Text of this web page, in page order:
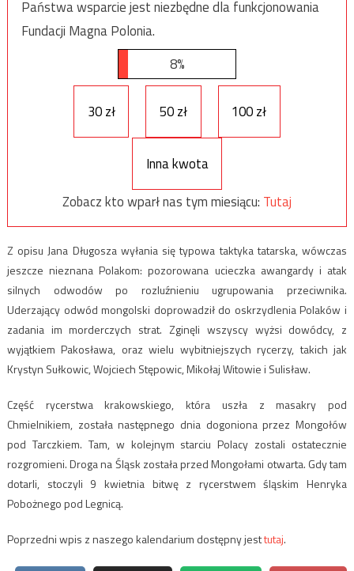
Państwa wsparcie jest niezbędne dla funkcjonowania
Fundacji Magna Polonia.
8%
30 zł 50 zł 100 zł
Inna kwota
Zobacz kto wparł nas tym miesiącu: Tutaj
Z opisu Jana Długosza wyłania się typowa taktyka tatarska, wówczas
jeszcze nieznana Polakom: pozorowana ucieczka awangardy i atak
silnych odwodów po rozluźnieniu ugrupowania przeciwnika.
Uderzający odwód mongolski doprowadził do oskrzydlenia Polaków i
zadania im morderczych strat. Zginęli wszyscy wyżsi dowódcy, z
wyjątkiem Pakosława, oraz wielu wybitniejszych rycerzy, takich jak
Krystyn Sułkowic, Wojciech Stępowic, Mikołaj Witowie i Sulisław.
Część rycerstwa krakowskiego, która uszła z masakry pod
Chmielnikiem, została następnego dnia dogoniona przez Mongołów
pod Tarczkiem. Tam, w kolejnym starciu Polacy zostali ostatecznie
rozgromieni. Droga na Śląsk została przed Mongołami otwarta. Gdy tam
dotarli, stoczyli 9 kwietnia bitwę z rycerstwem śląskim Henryka
Pobożnego pod Legnicą.
Poprzedni wpis z naszego kalendarium dostępny jesttutaj.